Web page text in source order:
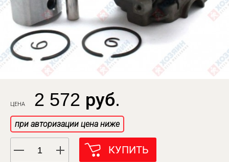
ЦЕНА 2 572 руб.
при авторизации цена ниже
КУПИТЬ